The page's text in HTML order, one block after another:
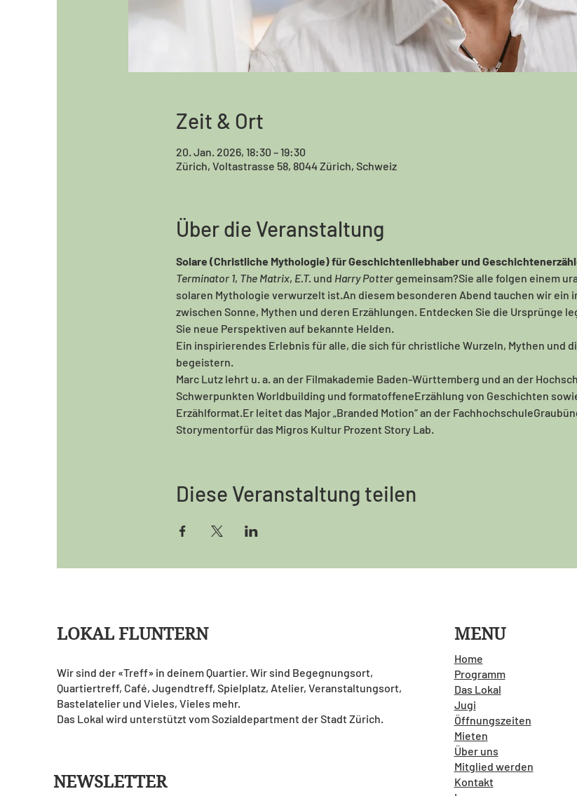
Zeit & Ort
20. Jan. 2026, 18:30 – 19:30
Zürich, Voltastrasse 58, 8044 Zürich, Schweiz
Über die Veranstaltung
Solare (Christliche Mythologie) für Geschichtenliebhaber und
Terminator 1, The Matrix, E.T. und Harry Potter gemeinsam?Sie alle folgen einem
solaren Mythologie verwurzelt ist.An diesem besonderen Abend tauchen wir ein
zwischen Sonne, Mythen und deren Erzählungen. Entdecken Sie die Ursprünge
Sie neue Perspektiven auf bekannte Helden.
Ein inspirierendes Erlebnis für alle, die sich für christliche Wurzeln, Mythen und
begeistern.
Marc Lutz lehrt u. a. an der Filmakademie Baden-Württemberg und an der
Schwerpunkten Worldbuilding und formatoffeneErzählung von Geschichten
Erzählformat.Er leitet das Major „Branded Motion“ an der
Storymentorfür das Migros Kultur Prozent Story Lab.
Diese Veranstaltung teilen
MENU
Home
Programm
Das Lokal
Jugi
Öffnungszeiten
Mieten
Über uns
Mitglied werden
Kontakt
LOKAL FLUNTERN
Wir sind der «Treff» in deinem Quartier. Wir sind Begegnungsort,
Quartiertreff, Café, Jugendtreff, Spielplatz, Atelier, Veranstaltungsort,
Bastelatelier und Vieles, Vieles mehr.
Das Lokal wird unterstützt vom Sozialdepartment der Stadt Zürich.
NEWSLETTER